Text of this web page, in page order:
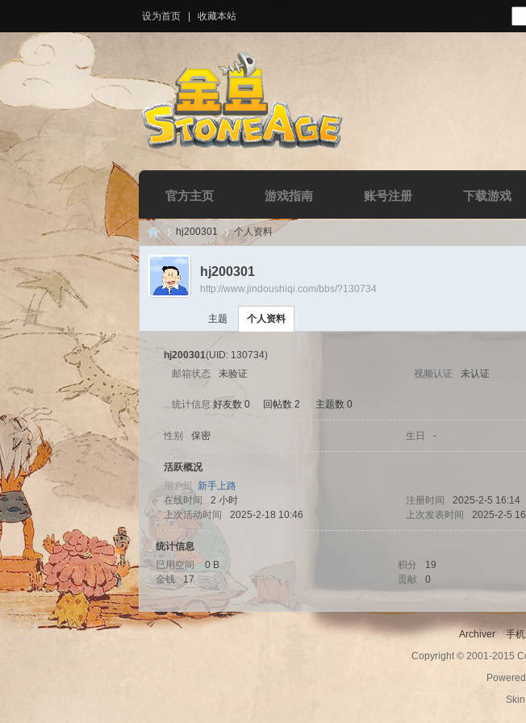
设为首页 收藏本站
官方主页 游戏指南 账号注册 下载游戏
Di
uz!
›
hj200301 个人资料
hj200301
http://www.jindoushiqi.com/bbs/?130734
主题 个人资料
hj200301(UID: 130734)
邮箱状态
未验证 视频认证 未认证
统计信息 好友数 0 回帖数 2 主题数 0
性别 保密 生日 -
活跃概况
用户组 新手上路
在线时间
2 小时 注册时间 2025-2-5 16:14
上次活动时间
2025-2-18 10:46 上次发表时间 2025-2-5
统计信息
已用空间
0 B 积分 19
金钱
17 贡献 0
Archiver | 手
Copyright © 2001-2015